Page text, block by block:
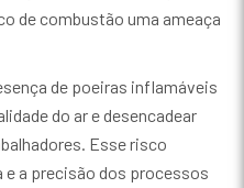
de combustão uma ameaça
de poeiras inflamáveis
do ar e desencadear
Esse risco
a precisão dos processos